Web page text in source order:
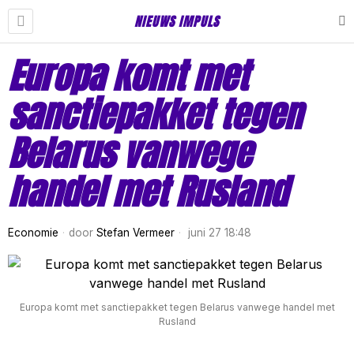
NIEUWS IMPULS
Europa komt met
sanctiepakket tegen
Belarus vanwege
handel met Rusland
Economie door Stefan Vermeer juni 27 18:48
Europa komt met sanctiepakket tegen Belarus vanwege handel met
Rusland